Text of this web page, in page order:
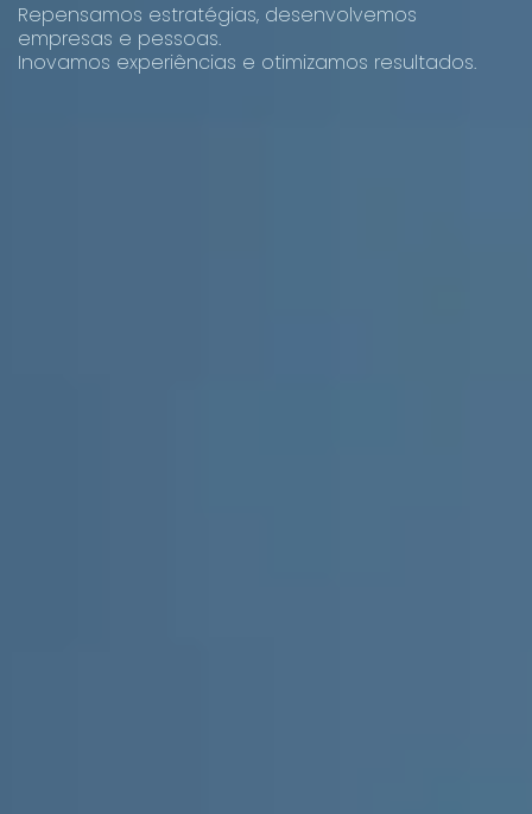
Repensamos estratégias, desenvolvemos
empresas e pessoas.
Inovamos experiências e otimizamos resultados.